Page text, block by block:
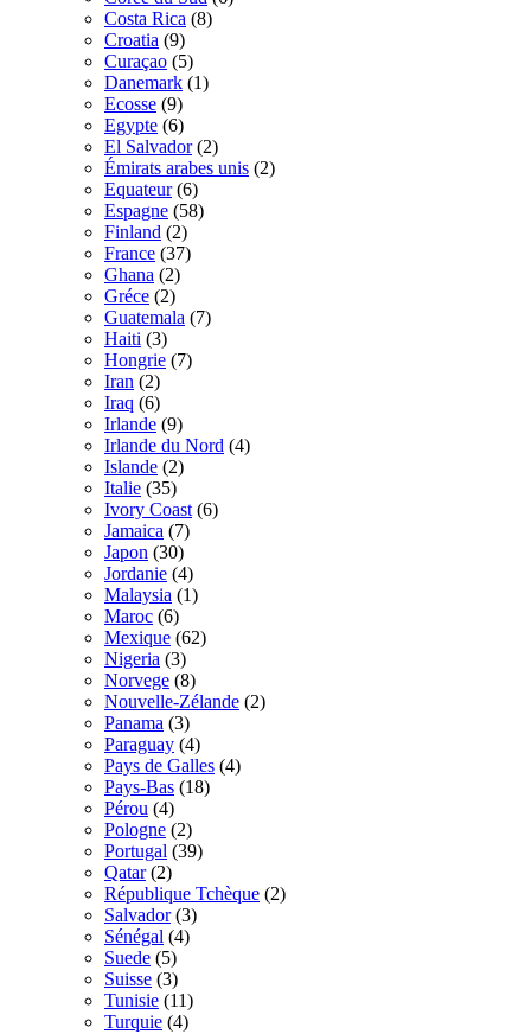
Costa Rica (8)
Croatia (9)
Curaçao (5)
Danemark (1)
Ecosse (9)
Egypte (6)
El Salvador (2)
Émirats arabes unis (2)
Equateur (6)
Espagne (58)
Finland (2)
France (37)
Ghana (2)
Gréce (2)
Guatemala (7)
Haiti (3)
Hongrie (7)
Iran (2)
Iraq (6)
Irlande (9)
Irlande du Nord (4)
Islande (2)
Italie (35)
Ivory Coast (6)
Jamaica (7)
Japon (30)
Jordanie (4)
Malaysia (1)
Maroc (6)
Mexique (62)
Nigeria (3)
Norvege (8)
Nouvelle-Zélande (2)
Panama (3)
Paraguay (4)
Pays de Galles (4)
Pays-Bas (18)
Pérou (4)
Pologne (2)
Portugal (39)
Qatar (2)
République Tchèque (2)
Salvador (3)
Sénégal (4)
Suede (5)
Suisse (3)
Tunisie (11)
Turquie (4)